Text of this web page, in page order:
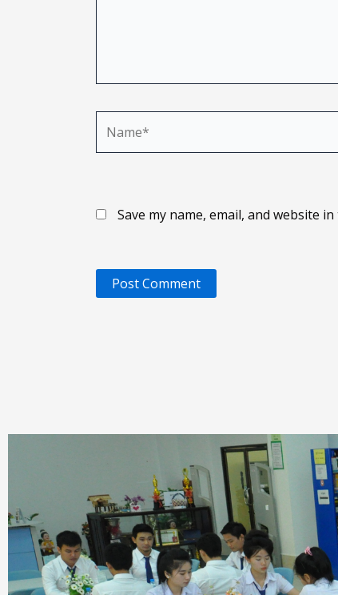
Save my name, email, and website